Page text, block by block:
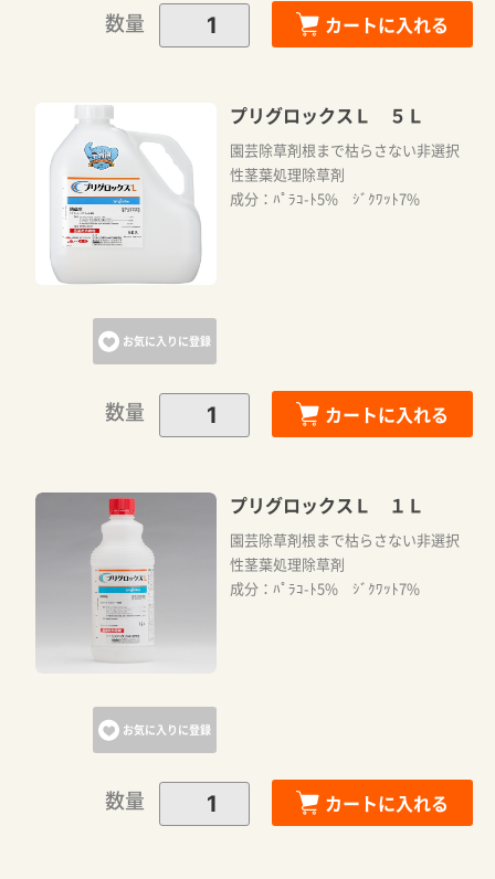
数量 カートに入れる
お気に入りに登録
プリグロックスＬ ５Ｌ
園芸除草剤根まで枯らさない非選択
性茎葉処理除草剤
成分：ﾊﾟﾗｺ-ﾄ5% ｼﾞｸﾜｯﾄ7%
数量 カートに入れる
お気に入りに登録
プリグロックスＬ １Ｌ
園芸除草剤根まで枯らさない非選択
性茎葉処理除草剤
成分：ﾊﾟﾗｺ-ﾄ5% ｼﾞｸﾜｯﾄ7%
数量 カートに入れる